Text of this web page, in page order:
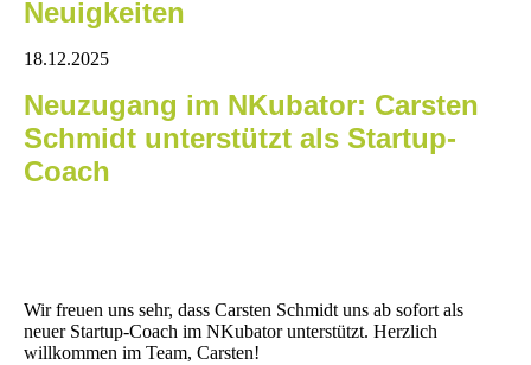
Neuigkeiten
18.12.2025
Neuzugang im NKubator: Carsten
Schmidt unterstützt als Startup-
Coach
Wir freuen uns sehr, dass Carsten Schmidt uns ab sofort als
neuer Startup-Coach im NKubator unterstützt. Herzlich
willkommen im Team, Carsten!